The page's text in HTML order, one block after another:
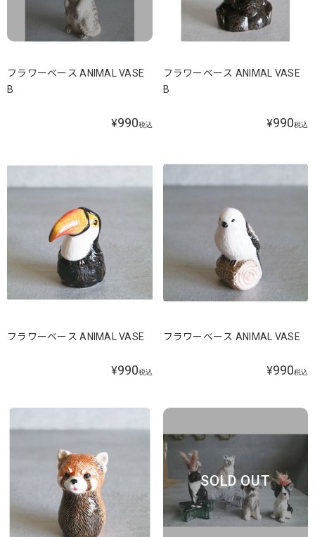
フラワーベース ANIMAL VASE
B
¥990税込
フラワーベース ANIMAL VASE
B
¥990税込
フラワーベース ANIMAL VASE
¥990税込
フラワーベース ANIMAL VASE
¥990税込
SOLD OUT